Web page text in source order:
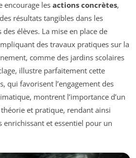
encourage les actions concrètes,
résultats tangibles dans les
élèves. La mise en place de
des travaux pratiques sur la
comme des jardins scolaires
illustre parfaitement cette
qui favorisent l’engagement des
montrent l’importance d’un
et pratique, rendant ainsi
enrichissant et essentiel pour un